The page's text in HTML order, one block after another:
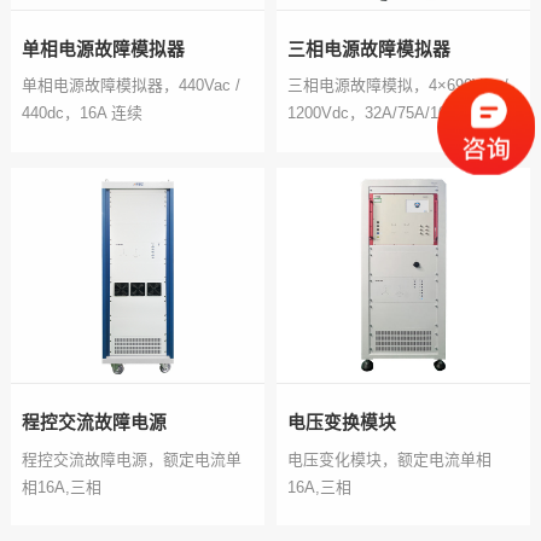
单相电源故障模拟器
单相电源故障模拟器，440Vac /
440dc，16A 连续
三相电源故障模拟器
三相电源故障模拟，4×690Vac /
1200Vdc，32A/75A/100A/200A
程控交流故障电源
程控交流故障电源，额定电流单
相16A,三相
电压变换模块
电压变化模块，额定电流单相
16A,三相